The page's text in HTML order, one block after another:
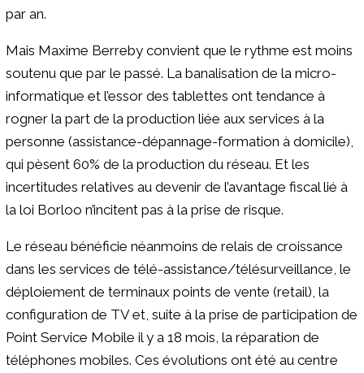
par an.
Mais Maxime Berreby convient que le rythme est moins
soutenu que par le passé. La banalisation de la micro-
informatique et l’essor des tablettes ont tendance à
rogner la part de la production liée aux services à la
personne (assistance-dépannage-formation à domicile),
qui pèsent 60% de la production du réseau. Et les
incertitudes relatives au devenir de l’avantage fiscal lié à
la loi Borloo n’incitent pas à la prise de risque.
Le réseau bénéficie néanmoins de relais de croissance
dans les services de télé-assistance/télésurveillance, le
déploiement de terminaux points de vente (retail), la
configuration de TV et, suite à la prise de participation de
Point Service Mobile il y a 18 mois, la réparation de
téléphones mobiles. Ces évolutions ont été au centre